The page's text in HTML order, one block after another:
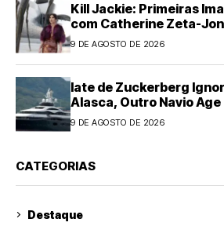
Kill Jackie: Primeiras
com Catherine Zeta-
9 DE AGOSTO DE 2026
Iate de Zuckerberg
Alasca, Outro Navio Age
9 DE AGOSTO DE 2026
CATEGORIAS
Destaque